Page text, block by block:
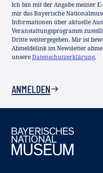
Ich bin mit der Angabe meiner
mir das Bayerische
Informationen über aktuelle
Veranstaltungsprogramm
Dritte weitergegeben. Mir ist
Abmeldelink im Newsletter
unsereDatenschutzerklärung.
ANMELDEN